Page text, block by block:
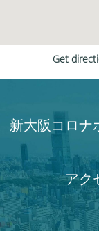
Get
新大阪コロナ
アク